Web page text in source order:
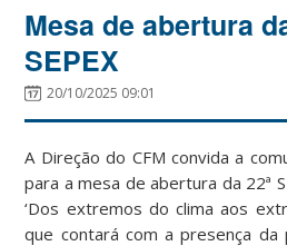
Mesa de abertura
SEPEX
20/10/2025 09:01
A Direção do CFM convida a
para a mesa de abertura da 22ª
‘Dos extremos do clima aos
que contará com a presença da